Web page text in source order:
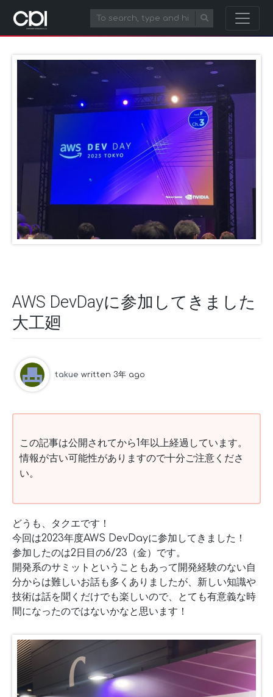
AWS DevDayに参加してきました
大工廻
takue written 3年 ago
この記事は公開されてから1年以上経過しています。
情報が古い可能性がありますので十分ご注意くださ
い。
どうも、タクエです！
今回は2023年度AWS DevDayに参加してきました！
参加したのは2日目の6/23（金）です。
開発系のサミットということもあって開発経験のない自
分からは難しいお話も多くありましたが、新しい知識や
技術は話を聞くだけでも楽しいので、とても有意義な時
間になったのではないかなと思います！